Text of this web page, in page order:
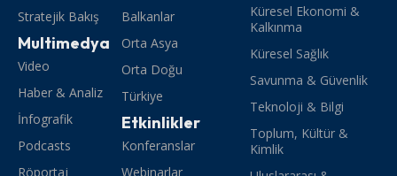
Stratejik Bakış
Multimedya
Video
Haber & Analiz
İnfografik
Podcasts
Röportaj
Balkanlar
Orta Asya
Orta Doğu
Türkiye
Etkinlikler
Konferanslar
Webinarlar
Küresel Ekonomi &
Kalkınma
Küresel Sağlık
Savunma & Güvenlik
Teknoloji & Bilgi
Toplum, Kültür &
Kimlik